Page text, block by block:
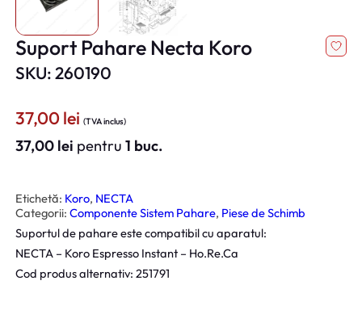
Suport Pahare Necta Koro
SKU: 260190
37,00lei (TVA inclus)
37,00 lei pentru1 buc.
Etichetă: Koro, NECTA
Categorii:Componente Sistem Pahare, Piese de Schimb
Suportul de pahare este compatibil cu aparatul:
NECTA – Koro Espresso Instant – Ho.Re.Ca
Cod produs alternativ: 251791